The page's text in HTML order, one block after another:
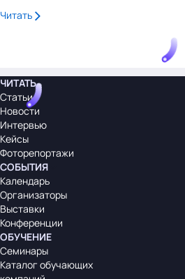
Читать
ЧИТАТЬ
Статьи
Новости
Интервью
Кейсы
Фоторепортажи
СОБЫТИЯ
Календарь
Организаторы
Выставки
Конференции
ОБУЧЕНИЕ
Семинары
Каталог обучающих